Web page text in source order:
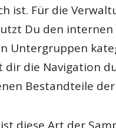
ist. Für die
Du den internen
Untergruppen
dir die Navigation
Bestandteile